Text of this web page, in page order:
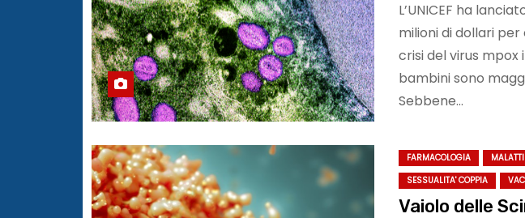
L’UNICEF ha
milioni di dollari
crisi del virus mpox
bambini sono
Sebbene…
FARMACOLOGIA
SESSUALITA' COPPIA
Vaiolo delle